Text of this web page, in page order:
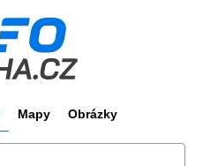
Mapy Obrázky